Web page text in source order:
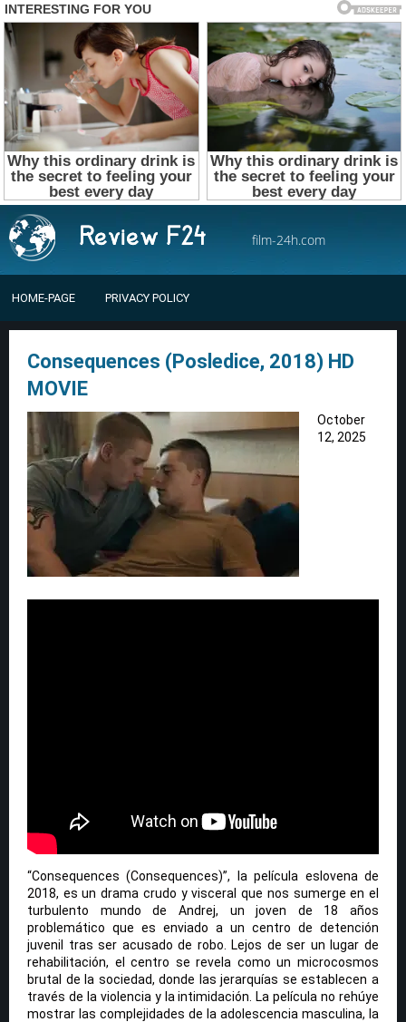
film-24h.com
HOME-PAGE PRIVACY POLICY
Consequences (Posledice, 2018) HD
MOVIE
October
12, 2025
“Consequences (Consequences)”, la película eslovena de
2018, es un drama crudo y visceral que nos sumerge en el
turbulento mundo de Andrej, un joven de 18 años
problemático que es enviado a un centro de detención
juvenil tras ser acusado de robo. Lejos de ser un lugar de
rehabilitación, el centro se revela como un microcosmos
brutal de la sociedad, donde las jerarquías se establecen a
través de la violencia y la intimidación. La película no rehúye
mostrar las complejidades de la adolescencia masculina, la